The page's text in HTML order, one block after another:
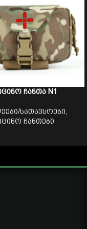
ჩანთა N1
სათავსოები
ჩანთები